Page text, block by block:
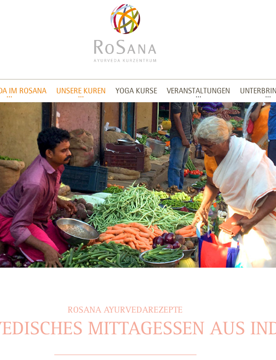
IM ROSANA UNSERE KUREN YOGA KURSE VERANSTALTUNGEN
ROSANA AYURVEDAREZEPTE
MITTAGESSEN AUS